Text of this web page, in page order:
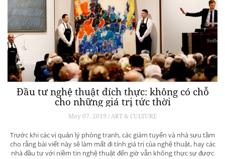
Đầu tư nghệ thuật đích thực: không có chỗ
cho những giá trị tức thời
May 07, 2019 / ART & CULTURE
Trước khi các vị quản lý phòng tranh, các giám tuyển và nhà sưu tầm
cho rằng bài viết này sẽ làm mất đi tính giá trị của nghệ thuật, hay các
nhà đầu tư với niềm tin nghệ thuật đến giờ vẫn không thực sự được